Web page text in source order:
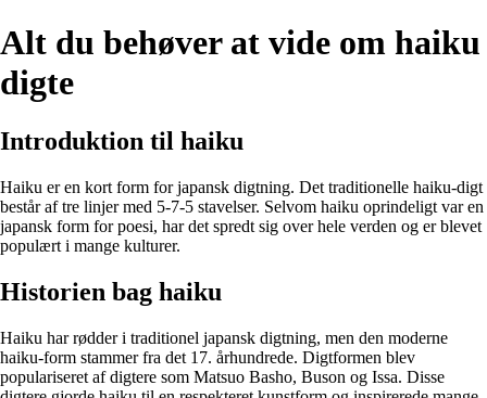
Alt du behøver at vide om haiku
digte
Introduktion til haiku
Haiku er en kort form for japansk digtning. Det traditionelle haiku-digt
består af tre linjer med 5-7-5 stavelser. Selvom haiku oprindeligt var en
japansk form for poesi, har det spredt sig over hele verden og er blevet
populært i mange kulturer.
Historien bag haiku
Haiku har rødder i traditionel japansk digtning, men den moderne
haiku-form stammer fra det 17. århundrede. Digtformen blev
populariseret af digtere som Matsuo Basho, Buson og Issa. Disse